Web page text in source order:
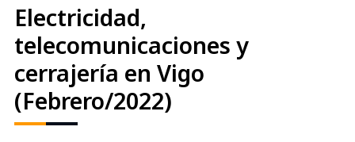
Electricidad,
telecomunicaciones y
cerrajería en Vigo
(Febrero/2022)